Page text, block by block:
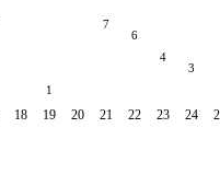
18
1
19 20
7
21
6
22
4
23
3
24